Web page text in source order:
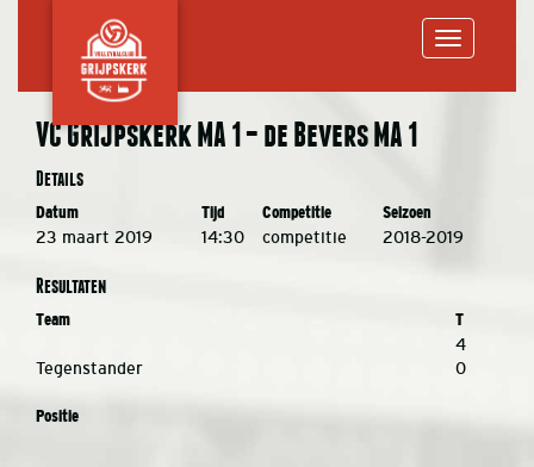
VC Grijpskerk MA 1 – de Bevers MA 1
Details
Datum Tijd Competitie Seizoen
23 maart 2019 14:30 competitie 2018-2019
Resultaten
Team T
4
Tegenstander
0
Positie